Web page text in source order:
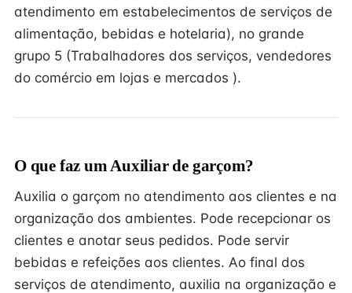
atendimento em estabelecimentos de serviços de
alimentação, bebidas e hotelaria), no grande
grupo 5 (Trabalhadores dos serviços, vendedores
do comércio em lojas e mercados ).
O que faz um Auxiliar de garçom?
Auxilia o garçom no atendimento aos clientes e na
organização dos ambientes. Pode recepcionar os
clientes e anotar seus pedidos. Pode servir
bebidas e refeições aos clientes. Ao final dos
serviços de atendimento, auxilia na organização e